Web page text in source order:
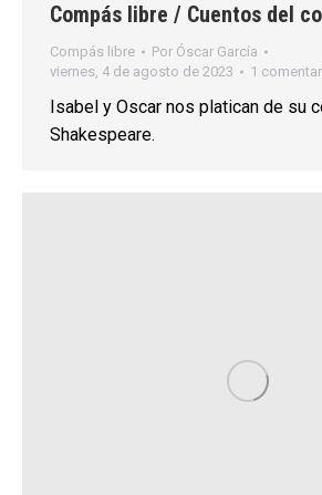
Compás libre / Cuentos del
Compás libre Por Óscar García
viernes, 4 de agosto de 2023
1
Isabel y Oscar nos platican de su
Shakespeare.